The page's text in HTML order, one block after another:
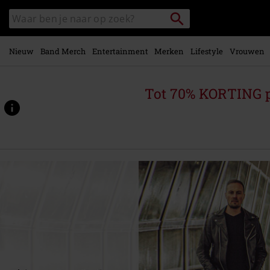
naar
hoofdinhoud
Zoek
in
catalogus
Packstation
zoeken
Nieuw Band Merch Entertainment Merken Lifestyle Vrouwen
Tot 70% KORTING